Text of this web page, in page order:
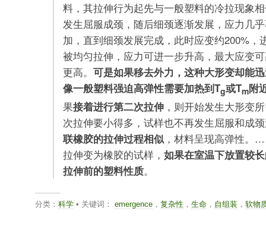
料，其拉伸行为起先与一般塑料的冷拉现象
发生屈服成颈，随后细颈逐渐发展，应力几
加，直到细颈发展完成，此时应变约200%，
被均匀拉伸，应力可进一步升高，最大应变
更高。 可是如果移去外力，这种大形变却能
像一般塑料强迫高弹性需要加热到Tg或Tm附
果接着进行第二次拉伸，则开始发生大形变
次拉伸要小得多，试样也不再发生屈服和成
联橡胶的拉伸过程相似，材料呈现高弹性。
拉伸变为橡胶的试样， 如果在室温下放置较
拉伸前的塑料性质。
分类： 科学• 关键词： emergence， 复杂性 ， 生命 ， 自组装 ， 软物